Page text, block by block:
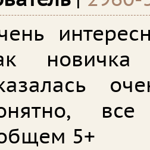
5+